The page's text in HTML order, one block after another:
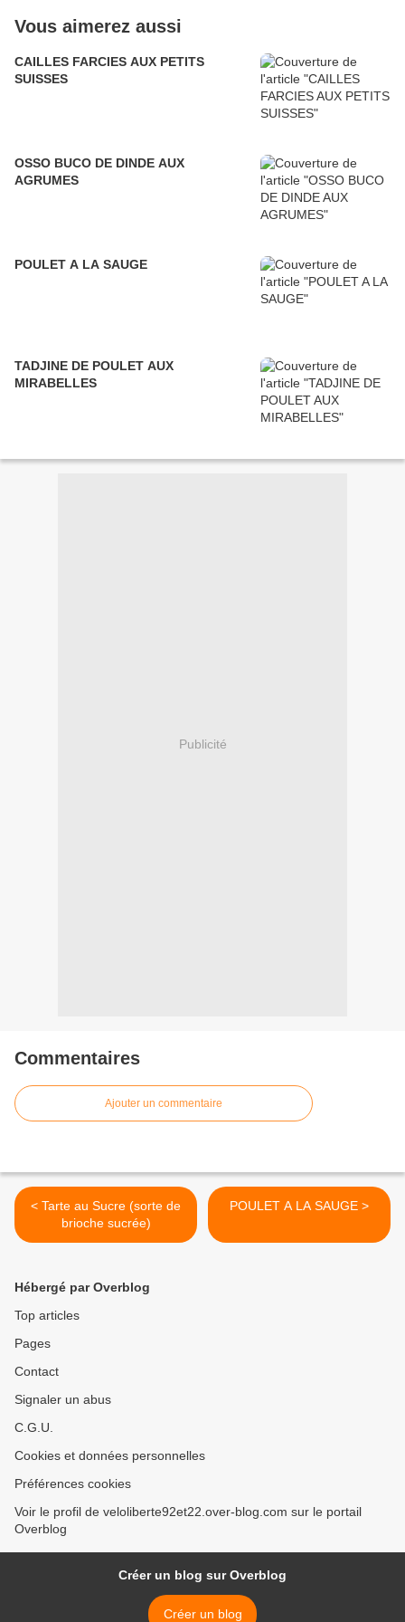
Vous aimerez aussi
CAILLES FARCIES AUX PETITS
SUISSES
OSSO BUCO DE DINDE AUX
AGRUMES
POULET A LA SAUGE
TADJINE DE POULET AUX
MIRABELLES
Publicité
Commentaires
Ajouter un commentaire
< Tarte au Sucre (sorte de
brioche sucrée)
POULET A LA SAUGE >
Hébergé par Overblog
Top articles
Pages
Contact
Signaler un abus
C.G.U.
Cookies et données personnelles
Préférences cookies
Voir le profil de veloliberte92et22.over-blog.com sur le portail
Overblog
Créer un blog sur Overblog
Créer un blog